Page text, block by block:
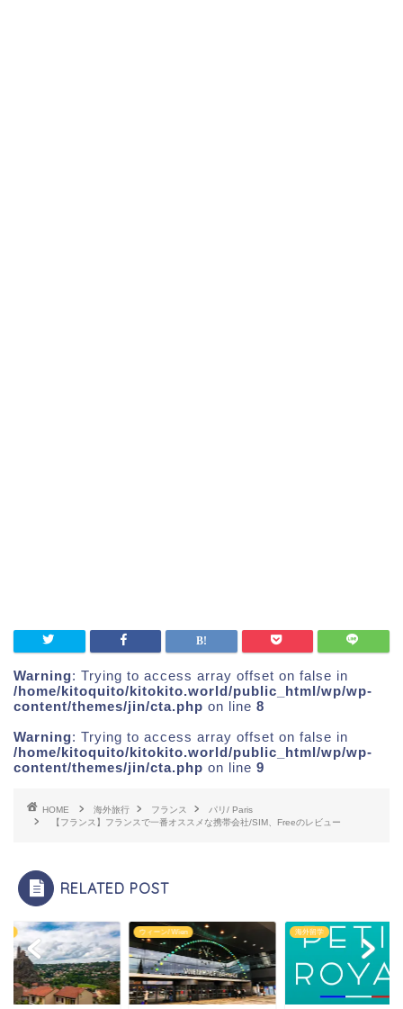
Warning: Trying to access array offset on false in
/home/kitoquito/kitokito.world/public_html/wp/wp-
content/themes/jin/cta.php on line 8
Warning: Trying to access array offset on false in
/home/kitoquito/kitokito.world/public_html/wp/wp-
content/themes/jin/cta.php on line 9
HOME 海外旅行 フランス
パリ/ Paris
【フランス】フランスで一番オススメな携帯会社/SIM、Freeのレビュー
RELATED POST
ン/ Wien 海外留学 フランス